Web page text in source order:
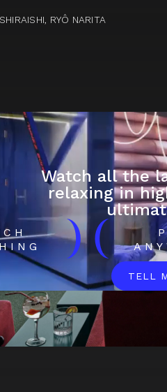
RYÔ NARITA
Watch all the
relaxing in
) (
TELL